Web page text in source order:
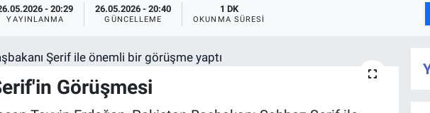
- 20:29
YAYINLANMA
26.05.2026 - 20:40
GÜNCELLEME
1 DK
OKUNMA SÜRESI
Görüşmesi